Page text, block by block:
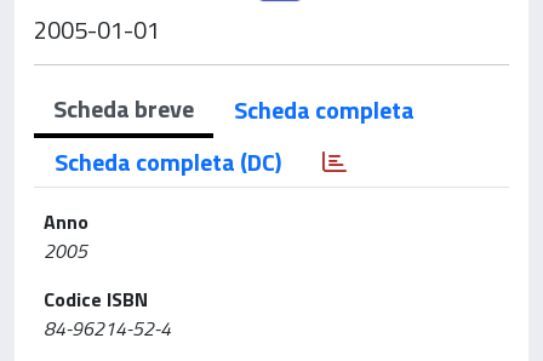
2005-01-01
Scheda breve
Scheda completa
Scheda completa (DC)
Anno
2005
Codice ISBN
84-96214-52-4